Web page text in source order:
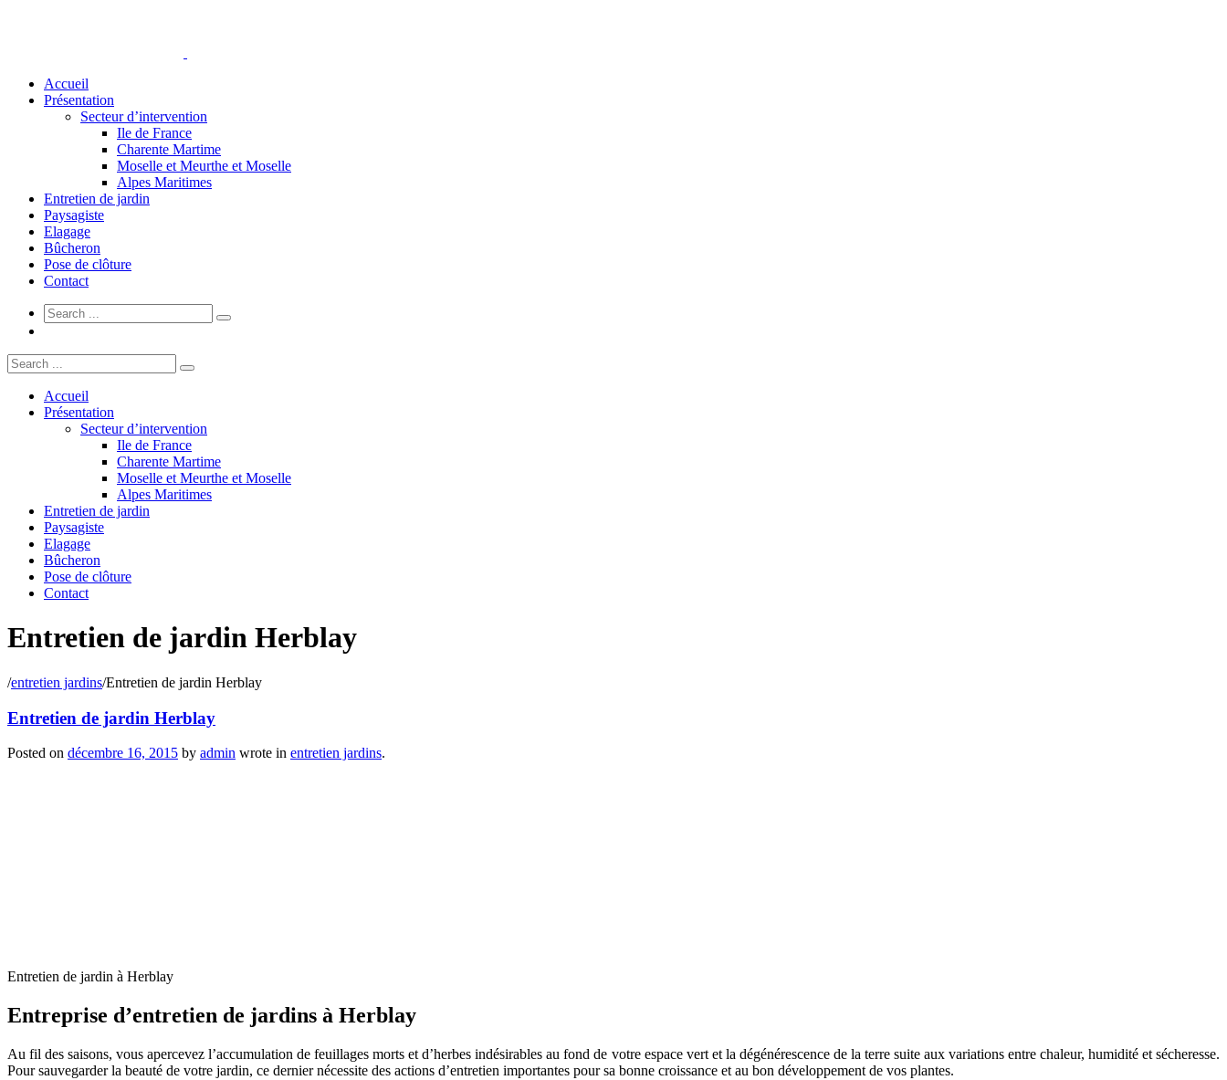
Accueil
Présentation
Secteur d’intervention
Ile de France
Charente Martime
Moselle et Meurthe et Moselle
Alpes Maritimes
Entretien de jardin
Paysagiste
Elagage
Bûcheron
Pose de clôture
Contact
Accueil
Présentation
Secteur d’intervention
Ile de France
Charente Martime
Moselle et Meurthe et Moselle
Alpes Maritimes
Entretien de jardin
Paysagiste
Elagage
Bûcheron
Pose de clôture
Contact
Entretien de jardin Herblay
/entretien jardins/Entretien de jardin Herblay
Entretien de jardin Herblay
Posted on décembre 16, 2015 by admin wrote in entretien jardins.
Entretien de jardin à Herblay
Entreprise d’entretien de jardins à Herblay
Au fil des saisons, vous apercevez l’accumulation de feuillages morts et d’herbes indésirables au fond de votre espace vert et la dégénérescence de la terre suite aux variations entre chaleur, humidité et sécheresse.
Pour sauvegarder la beauté de votre jardin, ce dernier nécessite des actions d’entretien importantes pour sa bonne croissance et au bon développement de vos plantes.